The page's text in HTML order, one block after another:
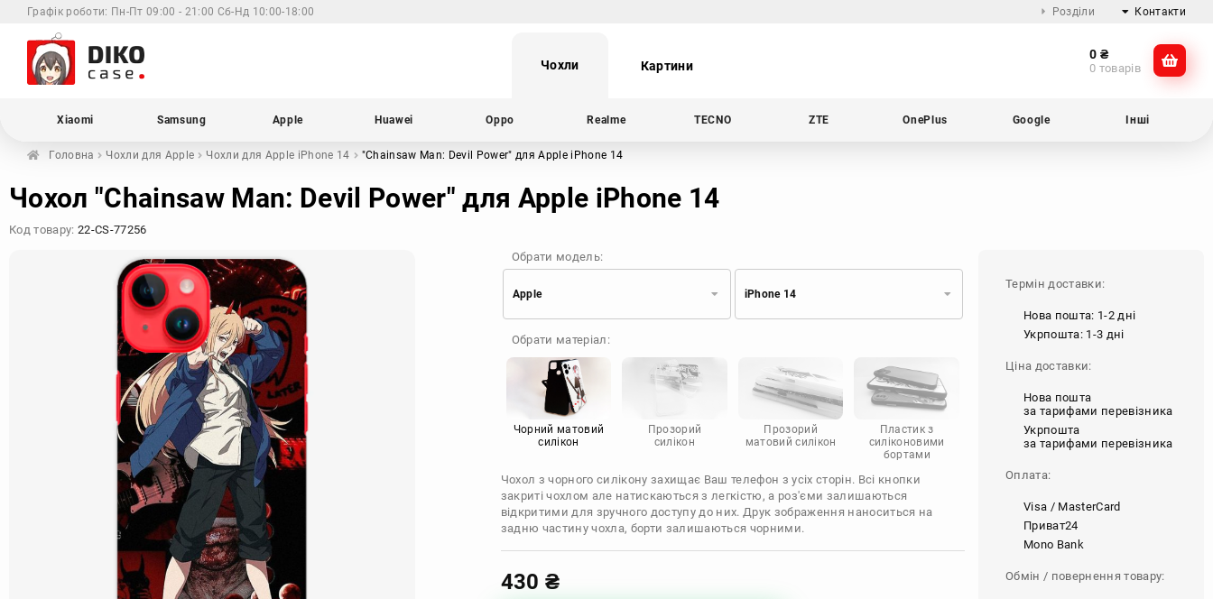
Графік роботи: Пн-Пт 09:00 - 21:00 Сб-Нд 10:00-18:00 Розділи Контакти
@dikocase
Чохли Картини
0 ₴
0 товарів
Xiaomi Samsung Apple Huawei Oppo Realme TECNO ZTE OnePlus Google Інші
Головна Чохли для Apple Чохли для Apple iPhone 14 "Chainsaw Man: Devil Power" для Apple iPhone 14
Чохол "Chainsaw Man: Devil Power" для Apple iPhone 14
Код товару: 22-CS-77256
Обрати модель:
Apple
Samsung
Apple
Oppo
Realme
OnePlus
Google
Doogee
Motorola
iPhone 14
Обрати матеріал:
Чорний матовий
силікон
Прозорий
силікон
Прозорий
матовий силікон
Пластик з
силіконовими
бортами
Чохол з чорного силікону захищає Ваш телефон з усіх сторін. Всі кнопки
закриті чохлом але натискаються з легкістю, а роз'єми залишаються
відкритими для зручного доступу до них. Друк зображення наноситься на
задню частину чохла, борти залишаються чорними.
430 ₴
Термін доставки:
Нова пошта: 1-2 дні
Укрпошта: 1-3 дні
Ціна доставки:
Нова пошта
за тарифами перевізника
Укрпошта
за тарифами перевізника
Оплата:
Visa / MasterCard
Приват24
Mono Bank
Обмін / повернення товару: